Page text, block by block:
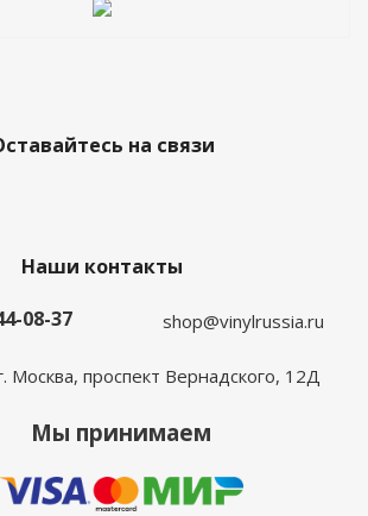
на связи
Наши контакты
08-37
shop@vinylrussia.ru
Москва, проспект Вернадского, 12Д
Мы принимаем